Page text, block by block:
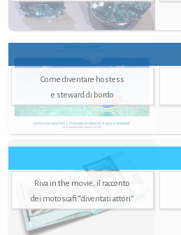
Come diventare hostess
e steward di bordo
Riva in the movie, il racconto
dei motoscafi “diventati attori”